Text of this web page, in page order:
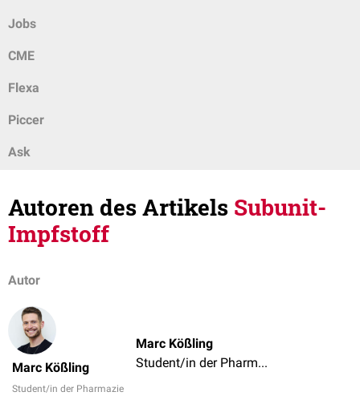
Jobs
CME
Flexa
Piccer
Ask
Autoren des Artikels Subunit-
Impfstoff
Autor
Marc Kößling
Student/in der Pharmazie
Marc Kößling
Student/in der Pharmazie